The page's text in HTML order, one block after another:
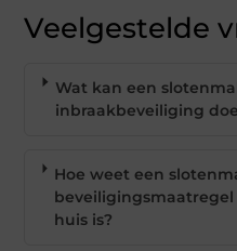
Veelgestelde
Wat kan een
inbraakbeveiliging
Hoe weet een
huis is?